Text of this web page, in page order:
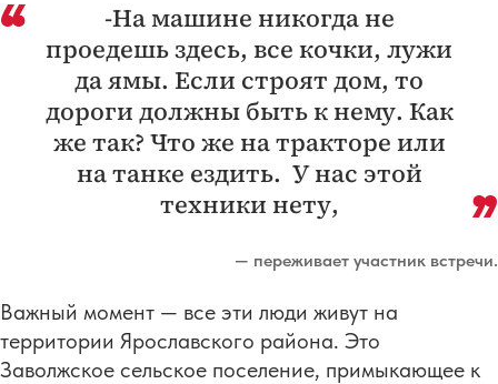
-На машине никогда не
проедешь здесь, все кочки, лужи
да ямы. Если строят дом, то
дороги должны быть к нему. Как
же так? Что же на тракторе или
на танке ездить. У нас этой
техники нету,
— переживает участник встречи.
Важный момент — все эти люди живут на
территории Ярославского района. Это
Заволжское сельское поселение, примыкающее к